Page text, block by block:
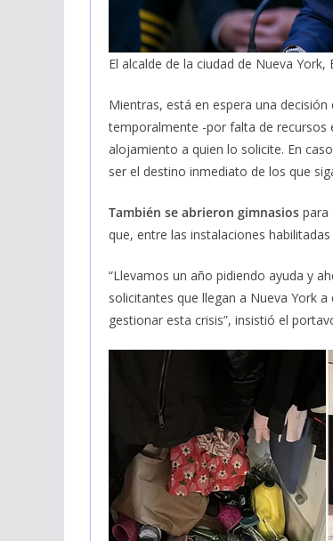
El alcalde de la ciudad de Nueva
Mientras, está en espera una
temporalmente -por falta de recursos
alojamiento a quien lo solicite. En
ser el destino inmediato de los que
También se abrieron gimnasios para
que, entre las instalaciones
“Llevamos un año pidiendo ayuda y
solicitantes que llegan a Nueva York a
gestionar esta crisis”, insistió el